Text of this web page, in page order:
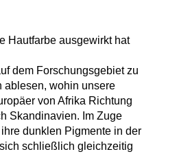
Hautfarbe ausgewirkt hat
dem Forschungsgebiet zu
ablesen, wohin unsere
von Afrika Richtung
Skandinavien. Im Zuge
dunklen Pigmente in der
schließlich gleichzeitig